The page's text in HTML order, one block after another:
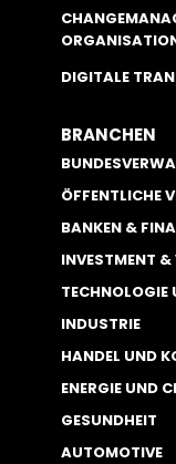
DIGITALE
BRANCHEN
ÖFFENTLICHE
BANKEN &
INVESTMENT &
TECHNOLOGIE
INDUSTRIE
HANDEL UND
ENERGIE UND
GESUNDHEIT
AUTOMOTIVE